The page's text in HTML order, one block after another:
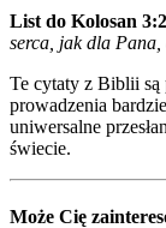
List do Kolosan
serca, jak dla
Te cytaty z Biblii są
prowadzenia
uniwersalne
świecie.
Może Cię